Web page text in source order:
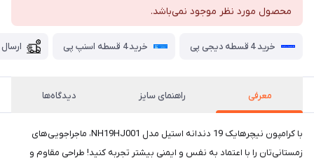
محصول مورد نظر موجود نمی‌باشد.
خرید 4 قسطه دیجی پی خرید 4 قسطه اسنپ پی
معرفی راهنمای سایز دیدگاه‌ها
با کرامپون نیچرهایک 19 دندانه استیل مدل NH19HJ001، ماجراجویی‌های
زمستانی‌تان را با اعتماد به نفس و ایمنی بیشتر تجربه کنید! طراحی مقاوم و